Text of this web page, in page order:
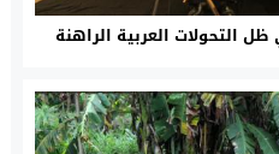
التحولات العربية الراهنة